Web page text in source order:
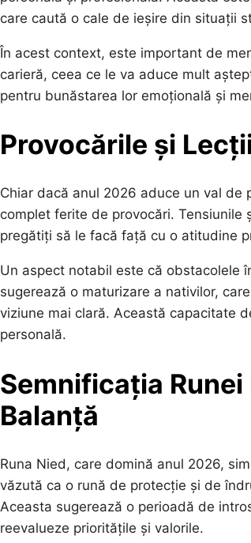
care caută o cale de ieșire din situații
În acest context, este important de
carieră, ceea ce le va aduce mult
pentru bunăstarea lor emoțională și
Provocările și
Chiar dacă anul 2026 aduce un val de
complet ferite de provocări.
pregătiți să le facă față cu o atitudine
Un aspect notabil este că obstacolele
sugerează o maturizare a nativilor,
viziune mai clară. Această capacitate
personală.
Semnificația
Balanță
Runa Nied, care domină anul 2026,
văzută ca o rună de protecție și de
Aceasta sugerează o perioadă de
reevalueze prioritățile și valorile.